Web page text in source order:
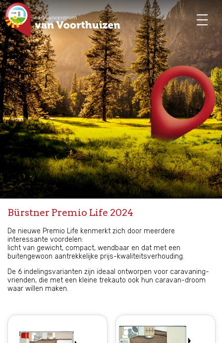
Bürstner Premio Life 2024
De nieuwe Premio Life kenmerkt zich door meerdere
interessante voordelen:
licht van gewicht, compact, wendbaar en dat met een
buitengewoon aantrekkelijke prijs-kwaliteitsverhouding.
De 6 indelingsvarianten zijn ideaal ontworpen voor caravaning-
vrienden, die met een kleine trekauto ook hun caravan-droom
waar willen maken.